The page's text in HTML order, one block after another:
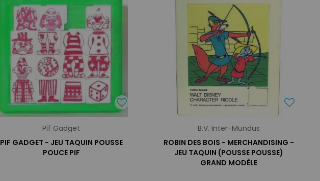
Pif Gadget
PIF GADGET - JEU TAQUIN POUSSE
POUCE PIF
B.V. Inter-Mundus
ROBIN DES BOIS - MERCHANDISING -
JEU TAQUIN (POUSSE POUSSE)
GRAND MODÈLE